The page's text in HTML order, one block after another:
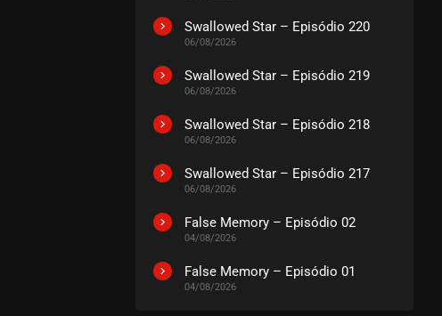
Swallowed Star – Episódio 220
06/08/2026
Swallowed Star – Episódio 219
06/08/2026
Swallowed Star – Episódio 218
06/08/2026
Swallowed Star – Episódio 217
06/08/2026
False Memory – Episódio 02
04/08/2026
False Memory – Episódio 01
04/08/2026